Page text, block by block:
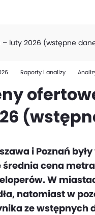
luty 2026 (wstępne
Raporty i analizy
i Poznań
średnia cena
W
natomiast w
ze wstępnych